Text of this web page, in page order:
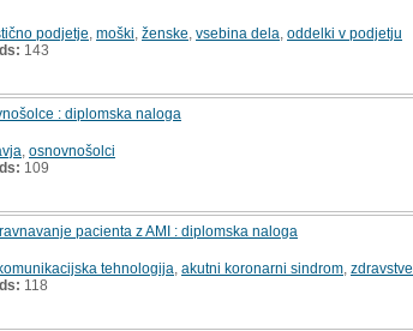
podjetje moški ženske vsebina dela oddelki v podjetju
143
: diplomska naloga
osnovnošolci
109
pacienta z AMI : diplomska naloga
tehnologija akutni koronarni sindrom
118